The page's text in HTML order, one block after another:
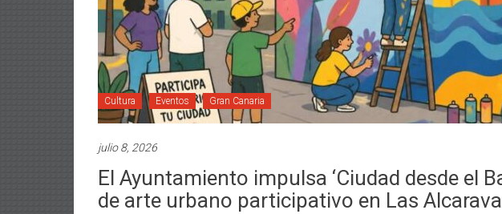
Cultura Eventos Gran Canaria
julio 8, 2026
El Ayuntamiento impulsa ‘Ciudad desde el
de arte urbano participativo en Las